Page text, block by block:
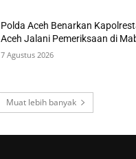
Polda Aceh Benarkan
Aceh Jalani Pemeriksaan di
7 Agustus 2026
Muat lebih banyak